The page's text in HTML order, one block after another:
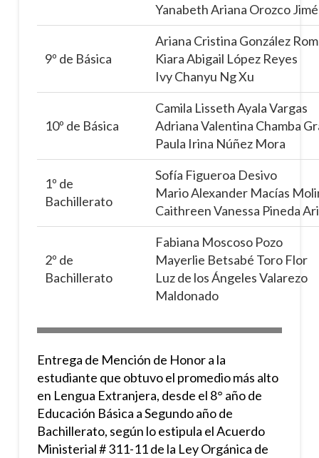
Yanabeth Ariana Orozco
9º de Básica
Ariana Cristina González
Kiara Abigail López Reyes
Ivy Chanyu Ng Xu
10º de Básica
Camila Lisseth Ayala Vargas
Adriana Valentina Chamba
Paula Irina Núñez Mora
1º de
Bachillerato
Sofía Figueroa Desivo
Mario Alexander Macías
Caithreen Vanessa Pineda
2º de
Bachillerato
Fabiana Moscoso Pozo
Mayerlie Betsabé Toro Flor
Luz de los Ángeles Valarezo
Maldonado
Entrega de Mención de Honor a la
estudiante que obtuvo el promedio más alto
en Lengua Extranjera, desde el 8° año de
Educación Básica a Segundo año de
Bachillerato, según lo estipula el Acuerdo
Ministerial # 311-11 de la Ley Orgánica de